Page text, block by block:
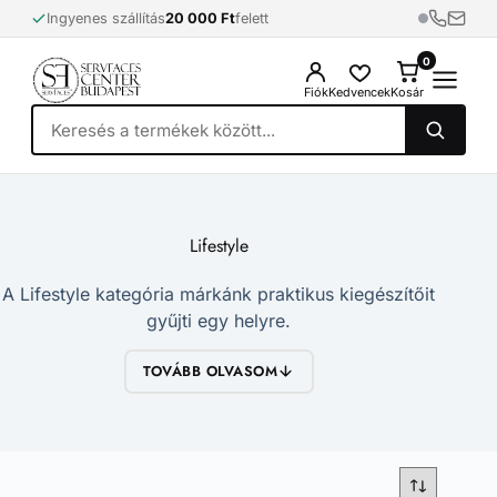
to
content
Ingyenes szállítás20 000 Ftfelett
FiókKedvencekKosár
0
Lifestyle
A Lifestyle kategória márkánk praktikus kiegészítőit
gyűjti egy helyre.
TOVÁBB OLVASOM